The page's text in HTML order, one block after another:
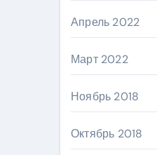
Апрель 2022
Март 2022
Ноябрь 2018
Октябрь 2018